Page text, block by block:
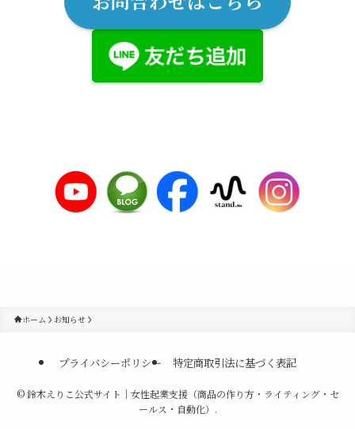
ホーム お知らせ
プライバシーポリシー 特定商取引法に基づく表記
©鈴木えりこ公式サイト｜女性起業支援（商品の作り方・ライティング・セ
ールス・自動化）.